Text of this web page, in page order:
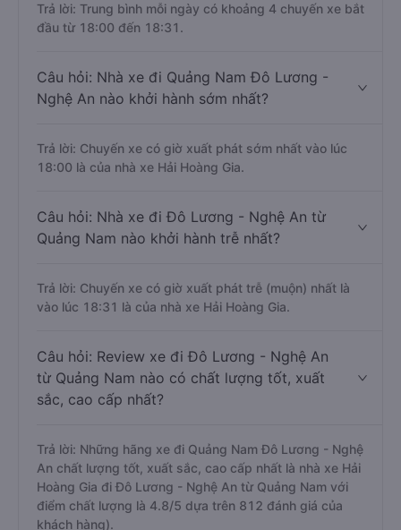
Trả lời: Trung bình mỗi ngày có khoảng 4 chuyến xe bắt
đầu từ 18:00 đến 18:31.
Câu hỏi: Nhà xe đi Quảng Nam Đô Lương -
Nghệ An nào khởi hành sớm nhất?
Trả lời: Chuyến xe có giờ xuất phát sớm nhất vào lúc
18:00 là của nhà xe Hải Hoàng Gia.
Câu hỏi: Nhà xe đi Đô Lương - Nghệ An từ
Quảng Nam nào khởi hành trễ nhất?
Trả lời: Chuyến xe có giờ xuất phát trễ (muộn) nhất là
vào lúc 18:31 là của nhà xe Hải Hoàng Gia.
Câu hỏi: Review xe đi Đô Lương - Nghệ An
từ Quảng Nam nào có chất lượng tốt, xuất
sắc, cao cấp nhất?
Trả lời: Những hãng xe đi Quảng Nam Đô Lương - Nghệ
An chất lượng tốt, xuất sắc, cao cấp nhất là nhà xe Hải
Hoàng Gia đi Đô Lương - Nghệ An từ Quảng Nam với
điểm chất lượng là 4.8/5 dựa trên 812 đánh giá của
khách hàng).